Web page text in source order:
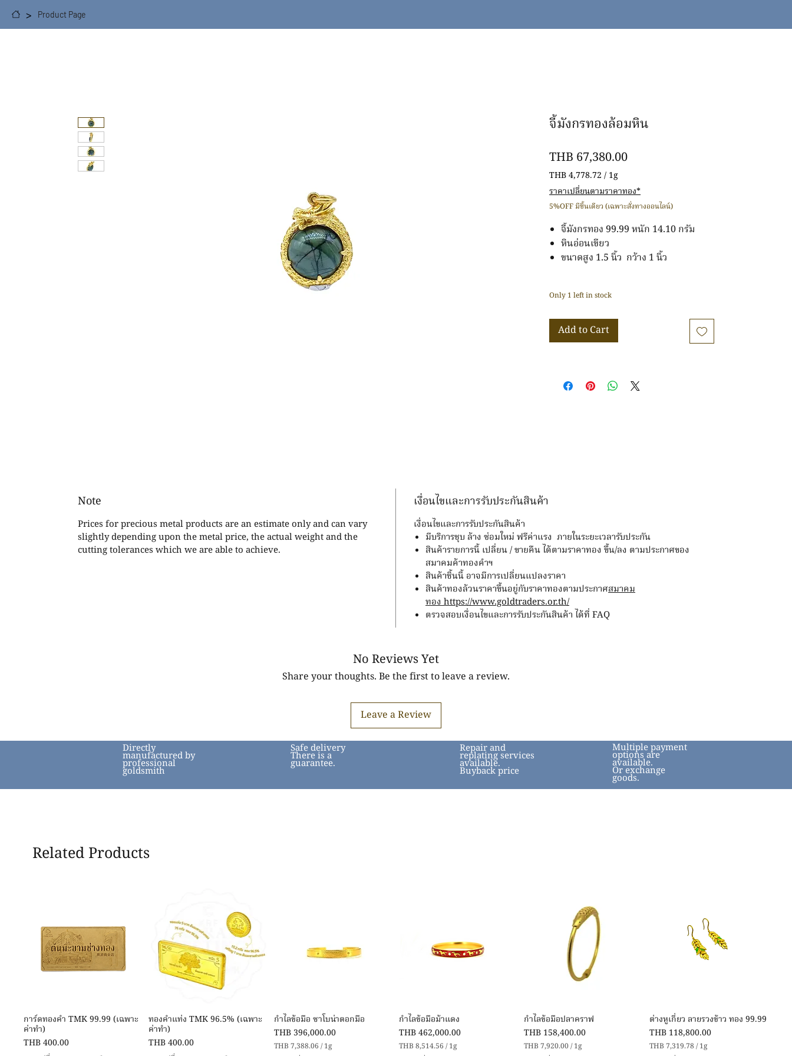
> Product Page
จี้มังกรทองล้อมหิน
THB 67,380.00Price
THB 4,778.72 / 1g
THB 4,778.72
per
1
Gram
ราคาเปลี่ยนตามราคาทอง*
5%OFF มีชิ้นเดียว (เฉพาะสั่งทางออนไลน์)
จี้มังกรทอง 99.99 หนัก 14.10 กรัม
หินอ่อนเขียว
ขนาดสูง 1.5 นิ้ว กว้าง 1 นิ้ว
Only 1 left in stock
Add to Cart
Note
Prices for precious metal products are an estimate only and can vary
slightly depending upon the metal price, the actual weight and the
cutting tolerances which we are able to achieve.
เงื่อนไขและการรับประกันสินค้า
เงื่อนไขและการรับประกันสินค้า
มีบริการชุบ ล้าง ซ่อมใหม่ ฟรีค่าแรง ภายในระยะเวลารับประกัน
สินค้ารายการนี้ เปลี่ยน / ขายคืน ได้ตามราคาทอง ขึ้น/ลง ตามประกาศของ
สมาคมค้าทองคำฯ
สินค้าชิ้นนี้ อาจมีการเปลี่ยนแปลงราคา
สินค้าทองล้วนราคาขึ้นอยู่กับราคาทองตามประกาศสมาคม
ทอง https://www.goldtraders.or.th/
ตรวจสอบเงื่อนไขและการรับประกันสินค้า ได้ที่ FAQ
No Reviews Yet
Share your thoughts. Be the first to leave a review.
Leave a Review
Directly
manufactured by
professional
goldsmith
Safe delivery
There is a
guarantee.
Repair and
replating services
available.
Buyback price
Multiple payment
options are
available.
Or exchange
goods.
Related Products
Quick View
การ์ดทองคำ TMK 99.99 (เฉพาะ
ค่าทำ)
Price
THB 400.00
Quick View
ทองคำแท่ง TMK 96.5% (เฉพาะ
ค่าทำ)
Price
THB 400.00
Quick View
กำไลข้อมือ ซาโบน่าตอกมือ
Price
THB 396,000.00
THB 7,388.06 /1g
Quick View
กำไลข้อมือม้าแดง
Price
THB 462,000.00
THB 8,514.56 /1g
Quick View
กำไลข้อมือปลาคราฟ
Price
THB 158,400.00
THB 7,920.00/1g
Quick View
ต่างหูเกี่ยว ลายรวงข้าว ทอง 99.99
Price
THB 118,800.00
THB 7,319.78 /1g